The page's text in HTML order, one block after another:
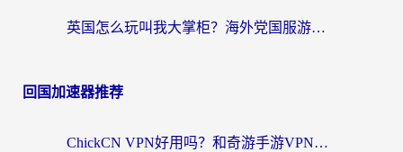
英国怎么玩叫我大掌柜？海外党国服游戏加速避坑指南（附实测推荐）
回国加速器推荐
ChickCN VPN好用吗？和奇游手游VPN对比哪个回国效果更好？海外党亲测实用指南